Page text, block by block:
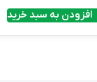
افزودن به سبد خرید